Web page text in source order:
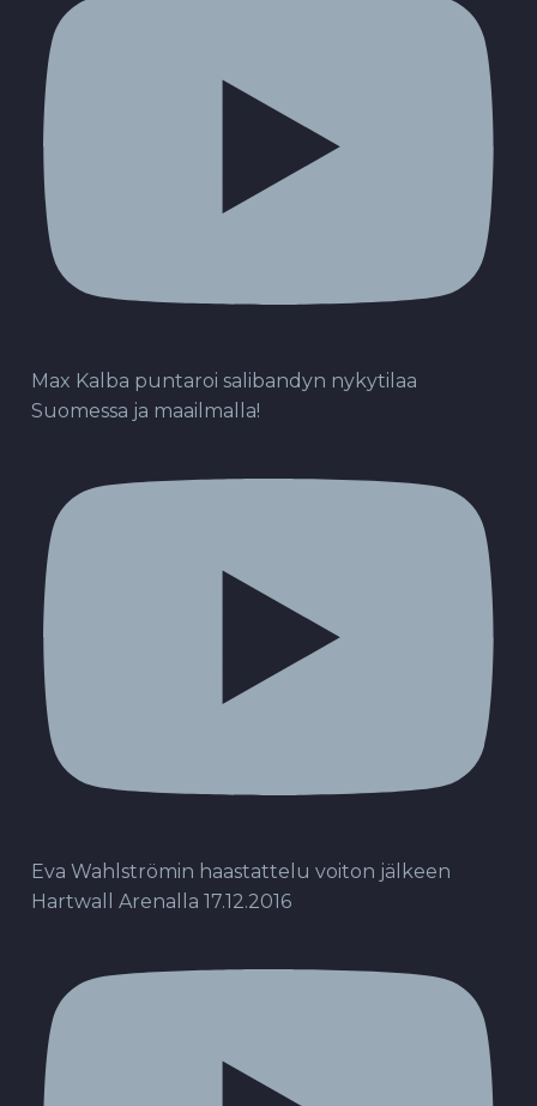
Max Kalba puntaroi salibandyn nykytilaa
Suomessa ja maailmalla!
Eva Wahlströmin haastattelu voiton jälkeen
Hartwall Arenalla 17.12.2016